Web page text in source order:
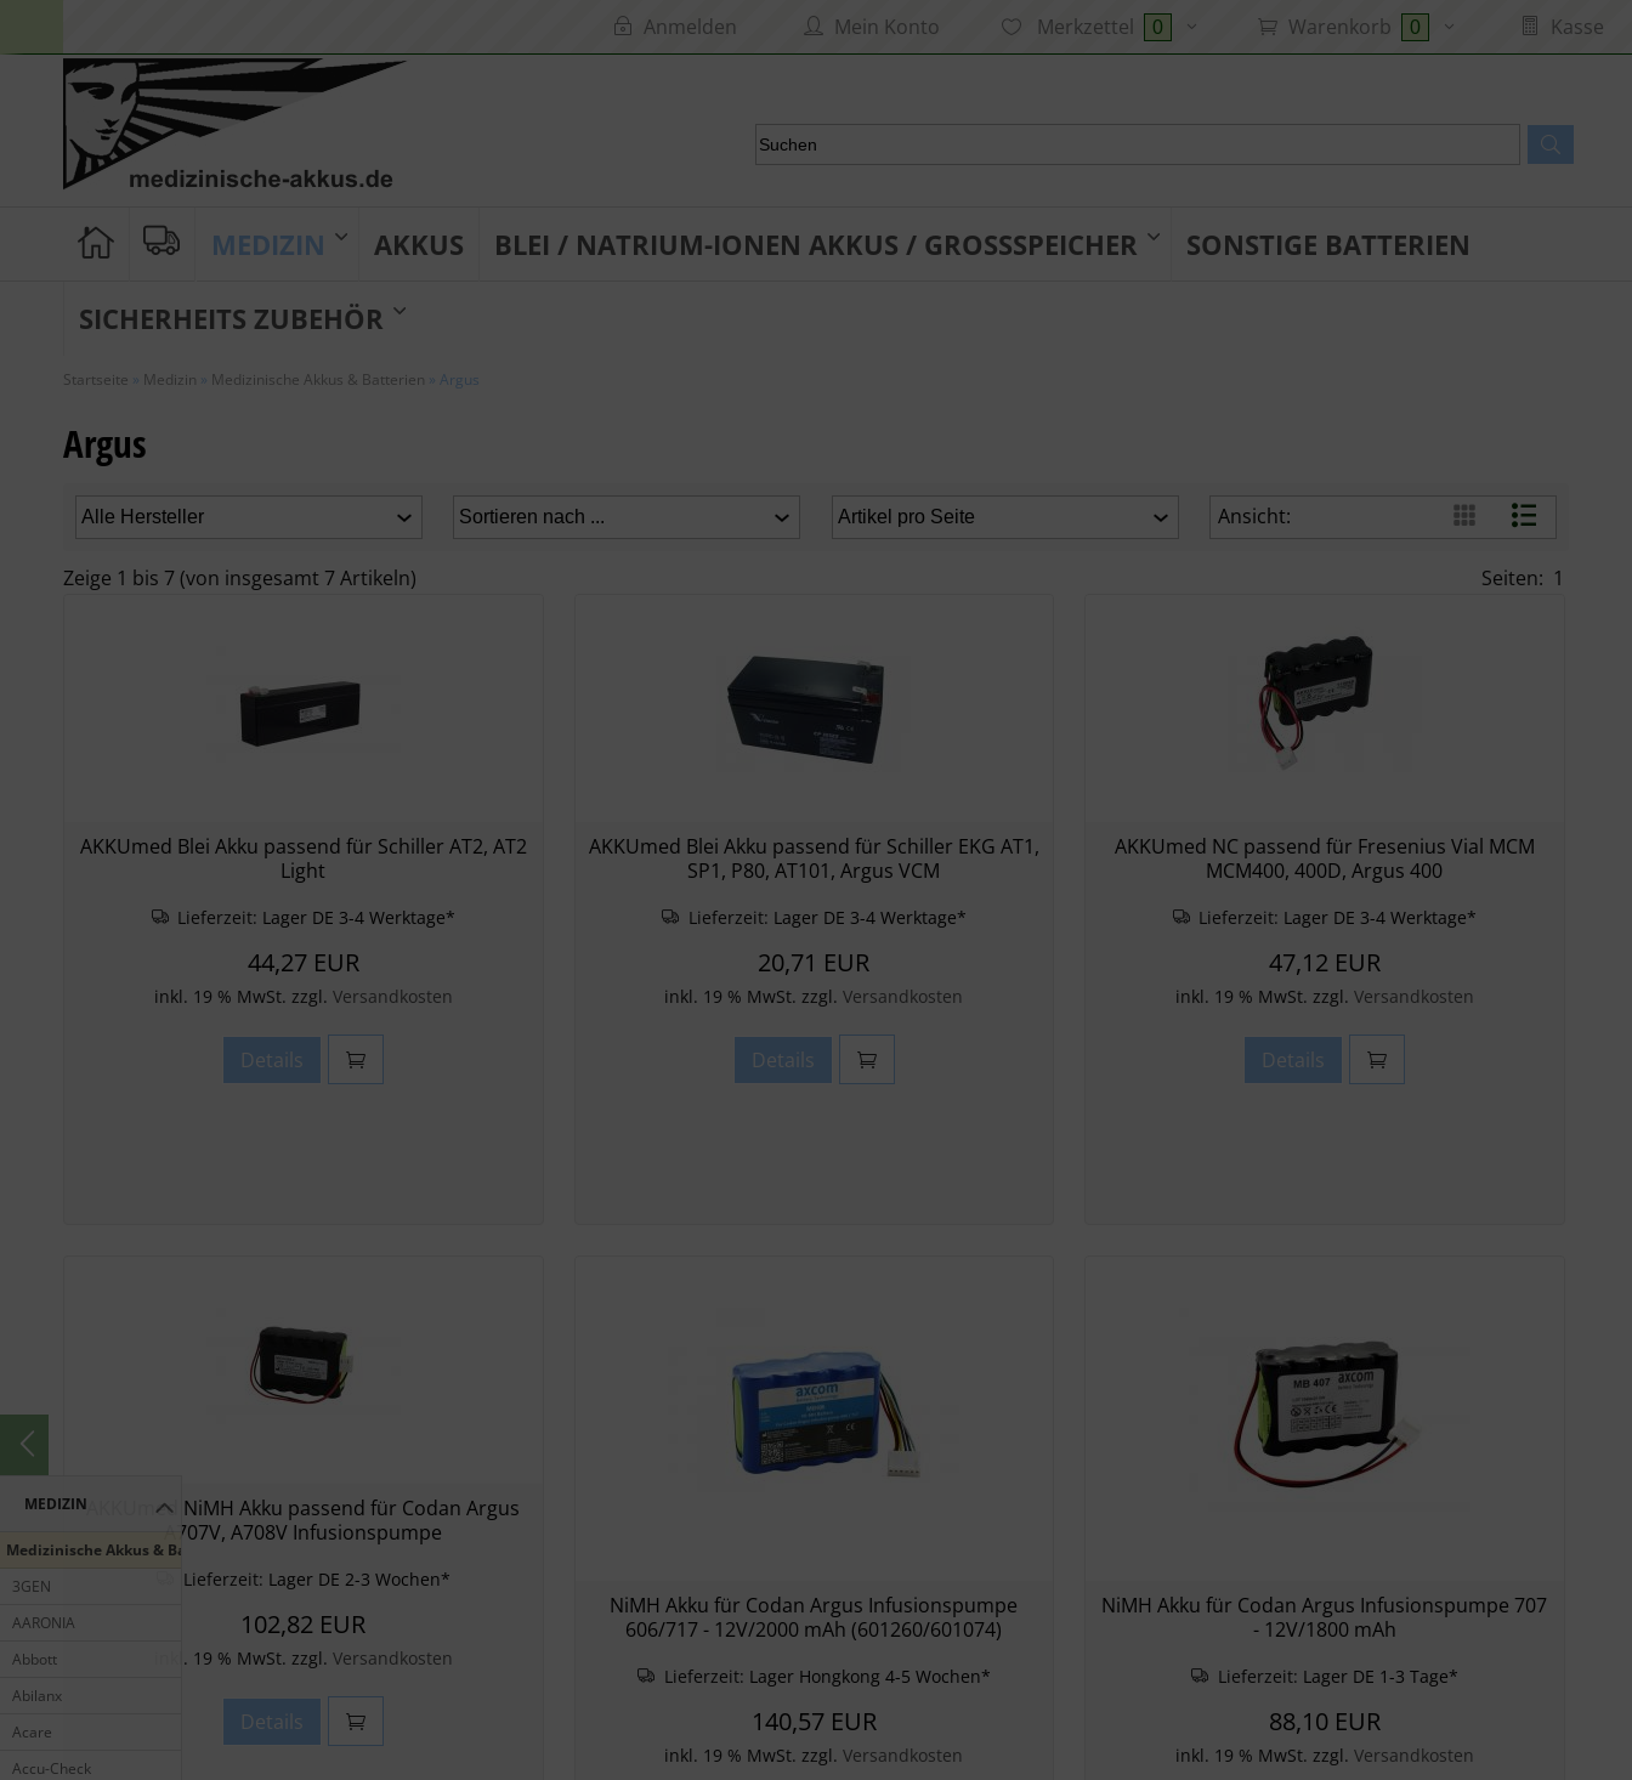
Anmelden Mein Konto Merkzettel 0 Warenkorb 0 Kasse
MEDIZIN AKKUS BLEI / NATRIUM-IONEN AKKUS / GROSSSPEICHER SONSTIGE BATTERIEN
SICHERHEITS ZUBEHÖR
MEDIZIN
Medizinische Akkus & Batterien
3GEN
AARONIA
Abbott
Abilanx
Acare
Accu-Check
Startseite » Medizin » Medizinische Akkus & Batterien » Argus
Argus
Ansicht:
Zeige 1 bis 7(von insgesamt 7Artikeln) Seiten: 1
AKKUmed Blei Akku passend für Schiller AT2, AT2
Light
Lieferzeit: Lager DE 3-4 Werktage*
44,27 EUR
inkl. 19 % MwSt. zzgl. Versandkosten
Details
AKKUmed Blei Akku passend für Schiller EKG AT1,
SP1, P80, AT101, Argus VCM
Lieferzeit: Lager DE 3-4 Werktage*
20,71 EUR
inkl. 19 % MwSt. zzgl.Versandkosten
Details
AKKUmed NC passend für Fresenius Vial MCM
MCM400, 400D, Argus 400
Lieferzeit: Lager DE 3-4 Werktage*
47,12 EUR
inkl. 19 % MwSt. zzgl. Versandkosten
Details
AKKUmed NiMH Akku passend für Codan Argus
A707V, A708V Infusionspumpe
Lieferzeit: Lager DE 2-3 Wochen*
102,82 EUR
inkl. 19 % MwSt. zzgl. Versandkosten
Details
NiMH Akku für Codan Argus Infusionspumpe
606/717 - 12V/2000 mAh (601260/601074)
Lieferzeit: Lager Hongkong 4-5 Wochen*
140,57 EUR
inkl. 19 % MwSt. zzgl.Versandkosten
NiMH Akku für Codan Argus Infusionspumpe 707
- 12V/1800 mAh
Lieferzeit: Lager DE 1-3 Tage*
88,10 EUR
inkl. 19 % MwSt. zzgl. Versandkosten